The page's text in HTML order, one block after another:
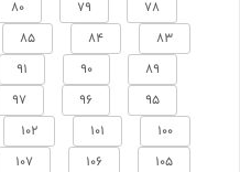
78
79
80
83
84
85
89
90
91
95
96
97
100
101
102
105
106
107